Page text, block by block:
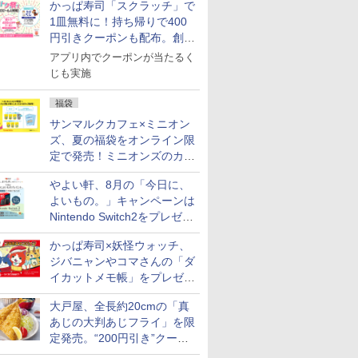
かっぱ寿司「スクラッチ」で
1皿無料に！持ち帰りで400
円引きクーポンも配布。創業
祭特別企画第4弾
アプリ内でクーポンが当たるく
じも実施
福袋
サンマルクカフェ×ミニオン
ズ、夏の福袋をオンライン限
定で発売！ミニオンズのカッ
プと2500円相当のチケット
付き
やよい軒、8月の「今日に、
よいもの。」キャンペーンは
Nintendo Switch2をプレゼン
ト
かっぱ寿司×妖怪ウォッチ、
ジバニャンやコマさんの「ダ
イカットメモ帳」をプレゼン
ト
大戸屋、全長約20cmの「真
あじの大判あじフライ」を限
定発売。“200円引き”クーポ
ンも配信